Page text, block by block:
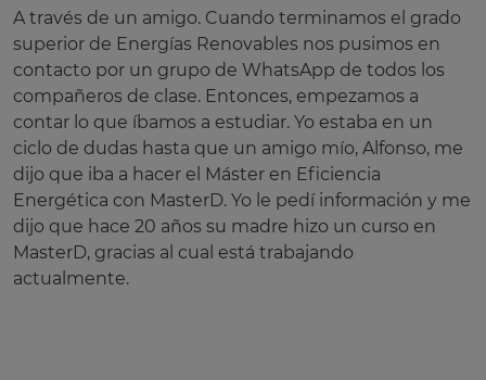
A través de un amigo. Cuando terminamos el grado
superior de Energías Renovables nos pusimos en
contacto por un grupo de WhatsApp de todos los
compañeros de clase. Entonces, empezamos a
contar lo que íbamos a estudiar. Yo estaba en un
ciclo de dudas hasta que un amigo mío, Alfonso, me
dijo que iba a hacer el Máster en Eficiencia
Energética con MasterD. Yo le pedí información y me
dijo que hace 20 años su madre hizo un curso en
MasterD, gracias al cual está trabajando
actualmente.